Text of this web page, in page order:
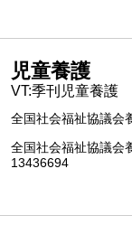
児童養護
VT:季刊児童養護
全国社会福祉協議会
全国社会福祉協議会
13436694